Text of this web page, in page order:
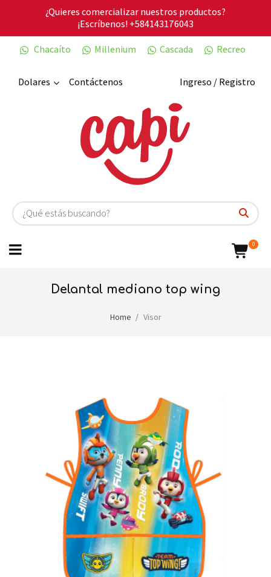
¿Quieres comercializar nuestros productos?
¡Escríbenos!+584143176043
Chacaíto
Millenium Cascada Recreo
Dolares Ingreso / Registro
Contáctenos
0
delantal mediano top wing
Home Visor